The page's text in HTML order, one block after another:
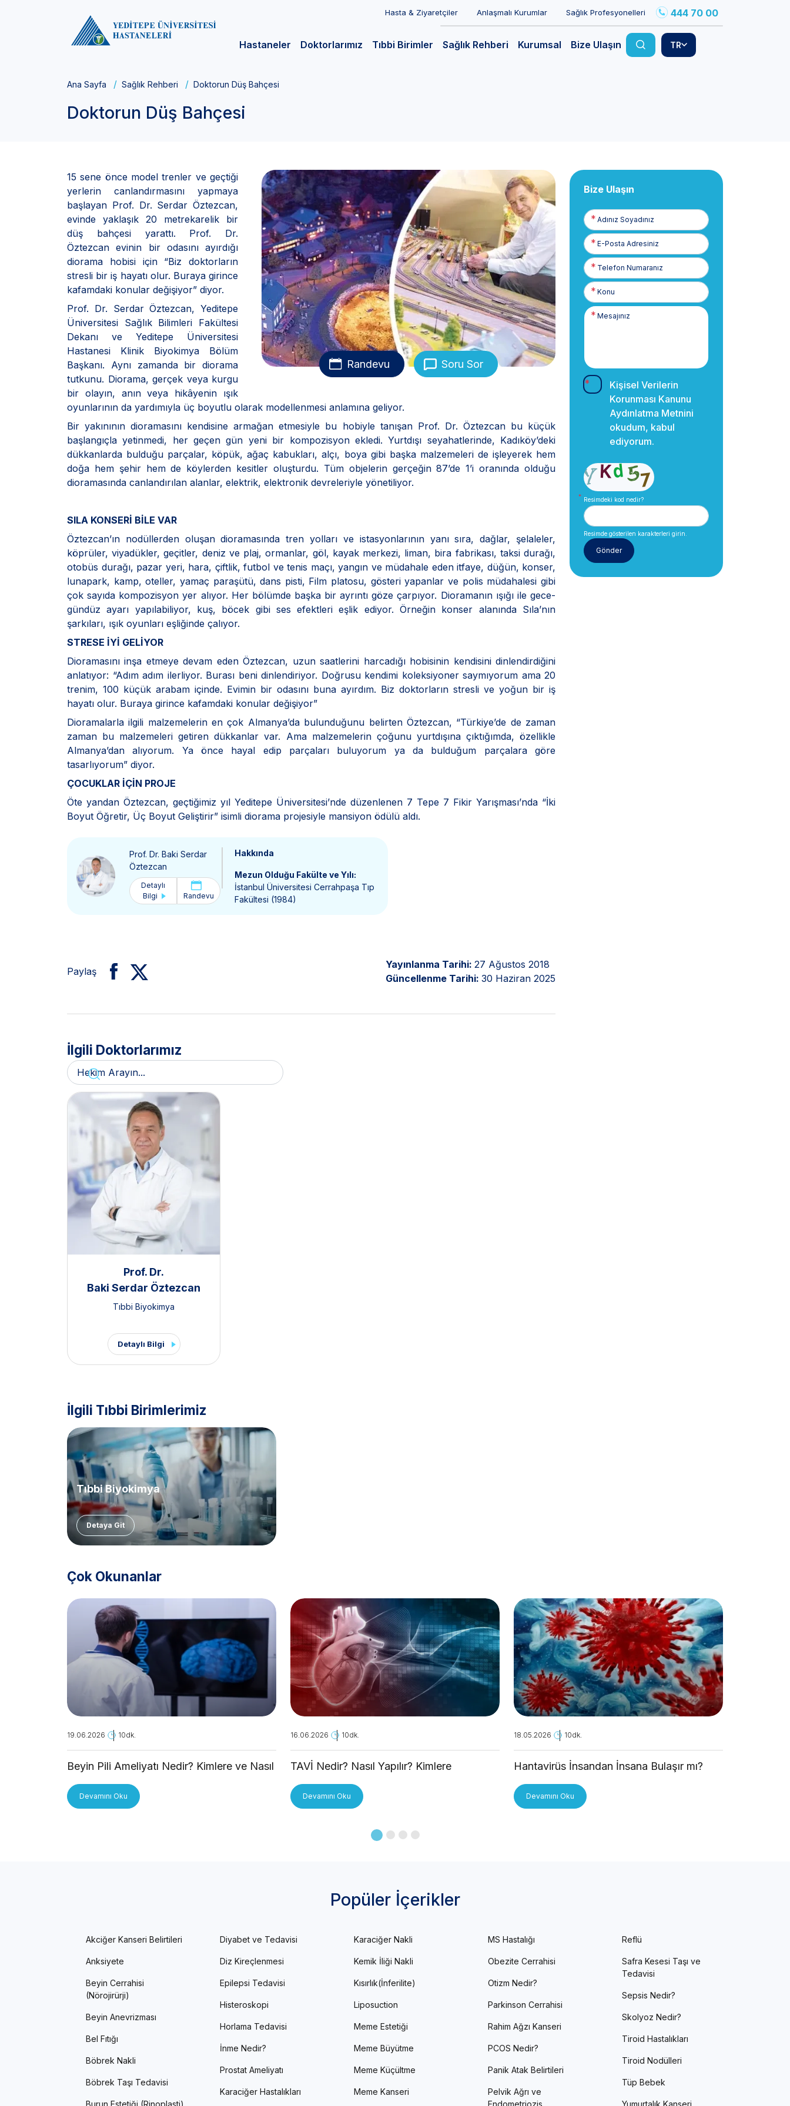
Hasta & Ziyaretçiler Anlaşmalı Kurumlar Sağlık Profesyonelleri 444 70 00
Hastaneler Doktorlarımız Tıbbi Birimler Sağlık Rehberi Kurumsal Bize Ulaşın TR
Ana Sayfa Sağlık Rehberi Doktorun Düş Bahçesi
Doktorun Düş Bahçesi
Randevu Soru Sor
15 sene önce model trenler ve geçtiği
yerlerin canlandırmasını yapmaya
başlayan Prof. Dr. Serdar Öztezcan,
evinde yaklaşık 20 metrekarelik bir
düş bahçesi yarattı. Prof. Dr.
Öztezcan evinin bir odasını ayırdığı
diorama hobisi için “Biz doktorların
stresli bir iş hayatı olur. Buraya girince
kafamdaki konular değişiyor” diyor.
Prof. Dr. Serdar Öztezcan, Yeditepe
Üniversitesi Sağlık Bilimleri Fakültesi
Dekanı ve Yeditepe Üniversitesi
Hastanesi Klinik Biyokimya Bölüm
Başkanı. Aynı zamanda bir diorama
tutkunu. Diorama, gerçek veya kurgu
bir olayın, anın veya hikâyenin ışık
oyunlarının da yardımıyla üç boyutlu olarak modellenmesi anlamına geliyor.
Bir yakınının dioramasını kendisine armağan etmesiyle bu hobiyle tanışan Prof. Dr. Öztezcan bu küçük
başlangıçla yetinmedi, her geçen gün yeni bir kompozisyon ekledi. Yurtdışı seyahatlerinde, Kadıköy’deki
dükkanlarda bulduğu parçalar, köpük, ağaç kabukları, alçı, boya gibi başka malzemeleri de işleyerek hem
doğa hem şehir hem de köylerden kesitler oluşturdu. Tüm objelerin gerçeğin 87’de 1’i oranında olduğu
dioramasında canlandırılan alanlar, elektrik, elektronik devreleriyle yönetiliyor.
SILA KONSERİ BİLE VAR
Öztezcan’ın nodüllerden oluşan dioramasında tren yolları ve istasyonlarının yanı sıra, dağlar, şelaleler,
köprüler, viyadükler, geçitler, deniz ve plaj, ormanlar, göl, kayak merkezi, liman, bira fabrikası, taksi durağı,
otobüs durağı, pazar yeri, hara, çiftlik, futbol ve tenis maçı, yangın ve müdahale eden itfaye, düğün, konser,
lunapark, kamp, oteller, yamaç paraşütü, dans pisti, Film platosu, gösteri yapanlar ve polis müdahalesi gibi
çok sayıda kompozisyon yer alıyor. Her bölümde başka bir ayrıntı göze çarpıyor. Dioramanın ışığı ile gece-
gündüz ayarı yapılabiliyor, kuş, böcek gibi ses efektleri eşlik ediyor. Örneğin konser alanında Sıla’nın
şarkıları, ışık oyunları eşliğinde çalıyor.
STRESE İYİ GELİYOR
Dioramasını inşa etmeye devam eden Öztezcan, uzun saatlerini harcadığı hobisinin kendisini dinlendirdiğini
anlatıyor: “Adım adım ilerliyor. Burası beni dinlendiriyor. Doğrusu kendimi koleksiyoner saymıyorum ama 20
trenim, 100 küçük arabam içinde. Evimin bir odasını buna ayırdım. Biz doktorların stresli ve yoğun bir iş
hayatı olur. Buraya girince kafamdaki konular değişiyor”
Dioramalarla ilgili malzemelerin en çok Almanya’da bulunduğunu belirten Öztezcan, “Türkiye’de de zaman
zaman bu malzemeleri getiren dükkanlar var. Ama malzemelerin çoğunu yurtdışına çıktığımda, özellikle
Almanya’dan alıyorum. Ya önce hayal edip parçaları buluyorum ya da bulduğum parçalara göre
tasarlıyorum” diyor.
ÇOCUKLAR İÇİN PROJE
Öte yandan Öztezcan, geçtiğimiz yıl Yeditepe Üniversitesi’nde düzenlenen 7 Tepe 7 Fikir Yarışması’nda “İki
Boyut Öğretir, Üç Boyut Geliştirir” isimli diorama projesiyle mansiyon ödülü aldı.
Prof. Dr. Baki Serdar
Öztezcan
Detaylı
Bilgi
Randevu
Hakkında
Mezun Olduğu Fakülte ve Yılı:
İstanbul Üniversitesi Cerrahpaşa Tıp
Fakültesi (1984)
Paylaş
Yayınlanma Tarihi: 27 Ağustos 2018
Güncellenme Tarihi: 30 Haziran 2025
Bize Ulaşın
Adınız
Soyadınız
E-
Posta
Telefon
Numaranız
Kişisel Verilerin
Korunması Kanunu
Aydınlatma Metnini
okudum, kabul
ediyorum.
Resimdeki kod nedir?
Resimde gösterilen karakterleri girin.
İlgili Doktorlarımız
Prof. Dr.
Baki Serdar Öztezcan
Tıbbi Biyokimya
Detaylı Bilgi
İlgili Tıbbi Birimlerimiz
Tıbbi Biyokimya
Detaya Git
Çok Okunanlar
19.06.2026 10dk.
Beyin Pili Ameliyatı Nedir? Kimlere ve Nasıl
Devamını Oku
16.06.2026 10dk.
TAVİ Nedir? Nasıl Yapılır? Kimlere
Devamını Oku
18.05.2026 10dk.
Hantavirüs İnsandan İnsana Bulaşır mı?
Devamını Oku
Popüler İçerikler
Akciğer Kanseri Belirtileri
Anksiyete
Beyin Cerrahisi
(Nörojirürji)
Beyin Anevrizması
Bel Fıtığı
Böbrek Nakli
Böbrek Taşı Tedavisi
Burun Estetiği (Rinoplasti)
Diyabet ve Tedavisi
Diz Kireçlenmesi
Epilepsi Tedavisi
Histeroskopi
Horlama Tedavisi
İnme Nedir?
Prostat Ameliyatı
Karaciğer Hastalıkları
Karaciğer Nakli
Kemik İliği Nakli
Kısırlık(İnferilite)
Liposuction
Meme Estetiği
Meme Büyütme
Meme Küçültme
Meme Kanseri
MS Hastalığı
Obezite Cerrahisi
Otizm Nedir?
Parkinson Cerrahisi
Rahim Ağzı Kanseri
PCOS Nedir?
Panik Atak Belirtileri
Pelvik Ağrı ve
Endometriozis
Reflü
Safra Kesesi Taşı ve
Tedavisi
Sepsis Nedir?
Skolyoz Nedir?
Tiroid Hastalıkları
Tiroid Nodülleri
Tüp Bebek
Yumurtalık Kanseri